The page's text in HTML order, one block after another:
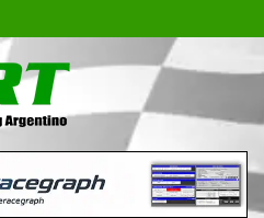
La Revista
Karting en